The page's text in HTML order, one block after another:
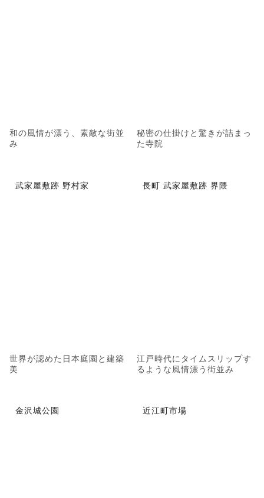
和の風情が漂う、素敵な街並
み
秘密の仕掛けと驚きが詰まっ
た寺院
武家屋敷跡 野村家
世界が認めた日本庭園と建築
美
長町 武家屋敷跡 界隈
江戸時代にタイムスリップす
るような風情漂う街並み
金沢城公園 近江町市場